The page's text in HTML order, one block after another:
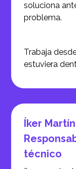
soluciona
problema.
Trabaja
estuviera
Íker Martín
técnico